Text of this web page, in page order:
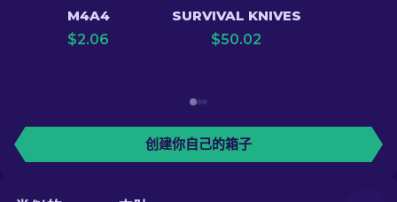
M4A4
$2.06
SURVIVAL KNIVES
$50.02
创建你自己的箱子